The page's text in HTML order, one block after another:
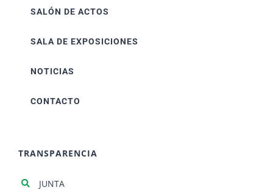
SALÓN DE ACTOS
SALA DE EXPOSICIONES
NOTICIAS
CONTACTO
TRANSPARENCIA
JUNTA